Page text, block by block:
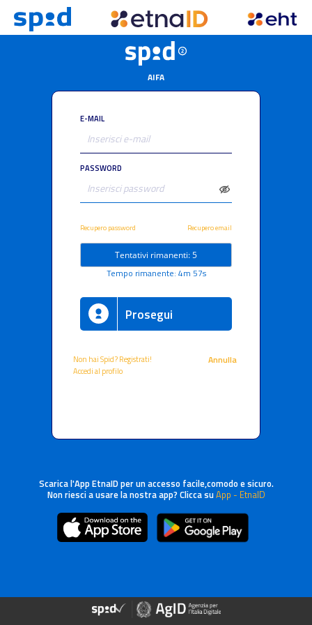
AIFA
E-MAIL
PASSWORD
Recupero password Recupero email
Tentativi rimanenti: 5
Tempo rimanente: 4m 57s
Prosegui
Non hai Spid? Registrati!
Accedi al profilo
Annulla
Scarica l'App EtnaID per un accesso facile,comodo e sicuro.
Non riesci a usare la nostra app? Clicca suApp - EtnaID